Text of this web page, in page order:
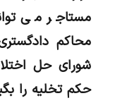
مستاجر می
محاکم
شورای حل
حکم تخلیه را